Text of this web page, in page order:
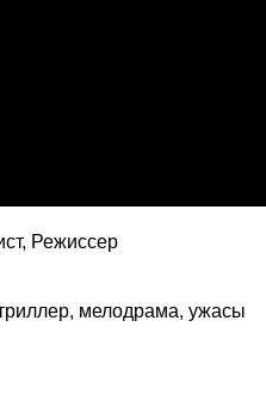
Режиссер
мелодрама, ужасы